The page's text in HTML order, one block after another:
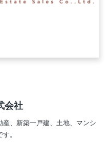
会社
、新築一戸建、土地、マンシ
。